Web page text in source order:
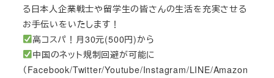
る日本人企業戦士や留学生の皆さんの生活を充実させる
お手伝いをいたします！
高コスパ！月30元(500円)から
中国のネット規制回避が可能に
（Facebook/Twitter/Youtube/Instagram/LINE/Amazon